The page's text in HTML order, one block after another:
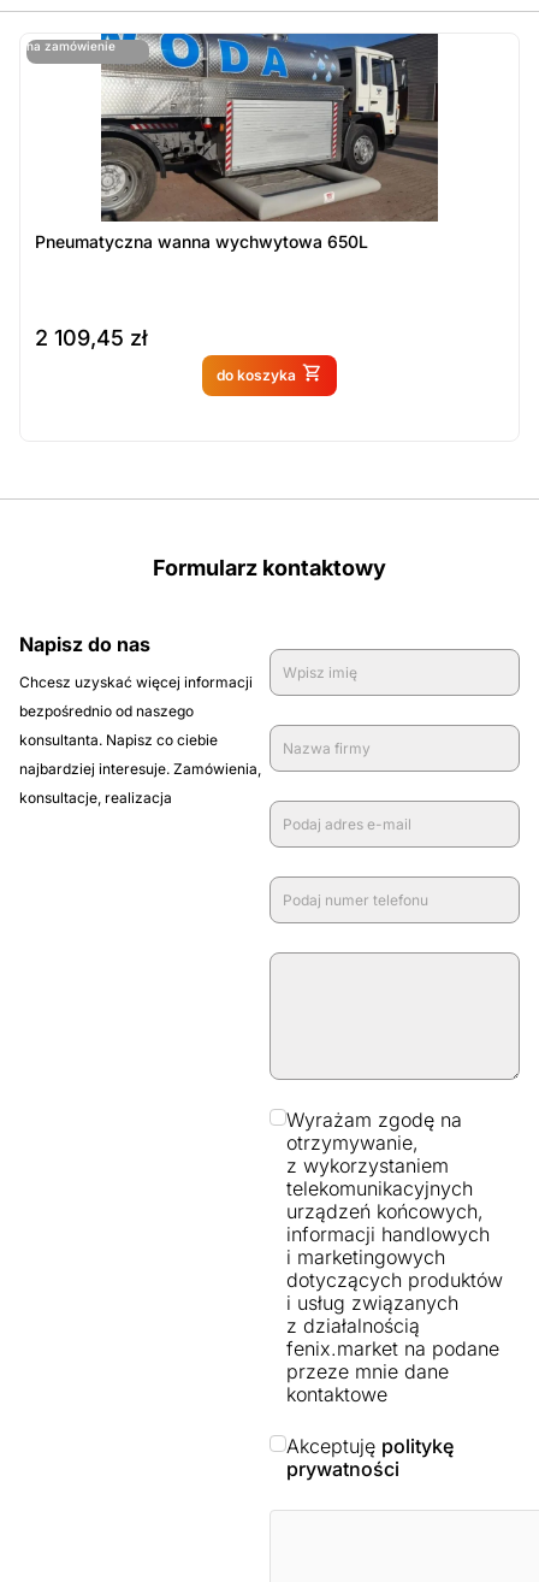
na zamówienie
ostatnie sztuki
Pneumatyczna wanna wychwytowa 650L
2 109,45 zł
do koszyka
Produkt dostępny na
Formularz kontaktowy
Napisz do nas
Chcesz uzyskać więcej informacji
bezpośrednio od naszego
konsultanta. Napisz co ciebie
najbardziej interesuje. Zamówienia,
konsultacje, realizacja
Wyrażam zgodę na
otrzymywanie,
z wykorzystaniem
telekomunikacyjnych
urządzeń końcowych,
informacji handlowych
i marketingowych
dotyczących produktów
i usług związanych
z działalnością
fenix.market na podane
przeze mnie dane
kontaktowe
Akceptuję politykę
prywatności